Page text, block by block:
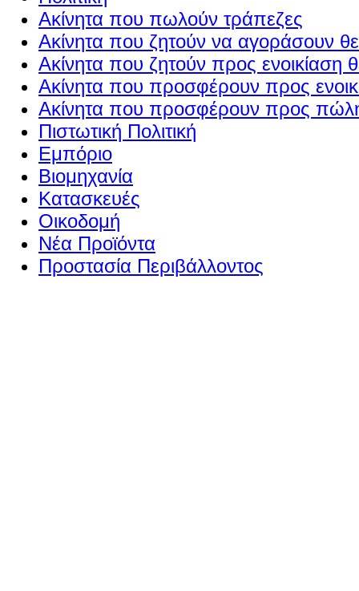
Ακίνητα που πωλούν τράπεζες
Ακίνητα που ζητούν να αγοράσουν
Ακίνητα που ζητούν προς ενοικίαση
Ακίνητα που προσφέρουν προς
Ακίνητα που προσφέρουν προς
Πιστωτική Πολιτική
Εμπόριο
Βιομηχανία
Κατασκευές
Οικοδομή
Νέα Προϊόντα
Προστασία Περιβάλλοντος